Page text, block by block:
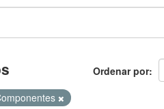
Ordenar por